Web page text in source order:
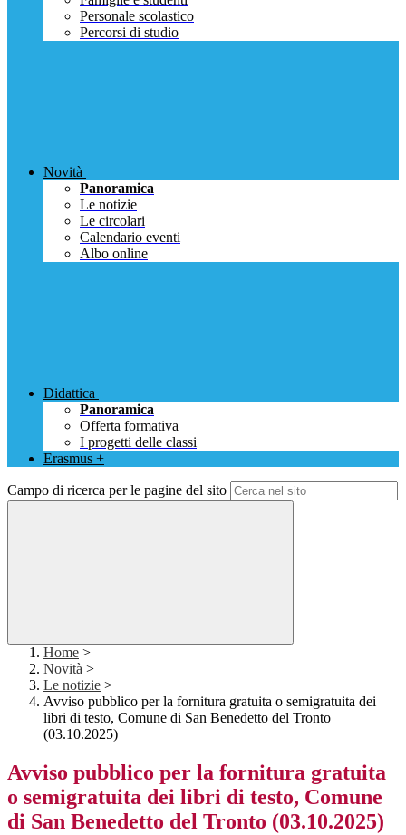
Personale scolastico
Percorsi di studio
Novità
Panoramica
Le notizie
Le circolari
Calendario eventi
Albo online
Didattica
Panoramica
Offerta formativa
I progetti delle classi
Erasmus +
Campo di ricerca per le pagine del sito
Home >
Novità >
Le notizie >
Avviso pubblico per la fornitura gratuita o semigratuita dei
libri di testo, Comune di San Benedetto del Tronto
(03.10.2025)
Avviso pubblico per la fornitura gratuita
o semigratuita dei libri di testo, Comune
di San Benedetto del Tronto (03.10.2025)